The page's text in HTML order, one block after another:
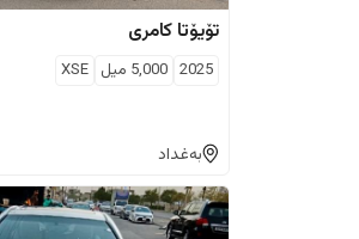
تۆیۆتا کامری
2025
5,000 ميل XSE
بەغداد